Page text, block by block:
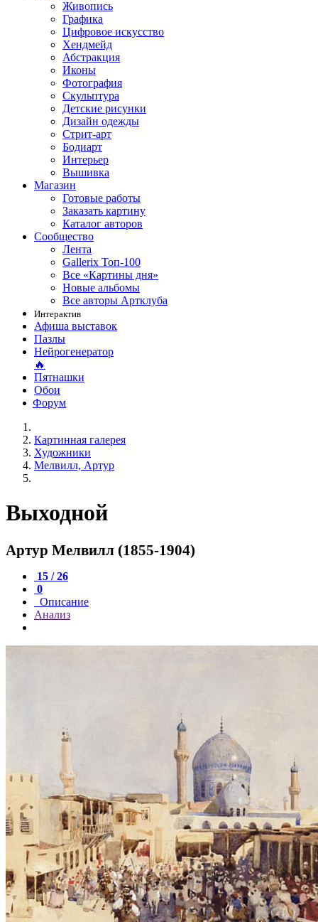
Живопись
Графика
Цифровое искусство
Хендмейд
Абстракция
Иконы
Фотография
Скульптура
Детские рисунки
Дизайн одежды
Стрит-арт
Бодиарт
Интерьер
Вышивка
Магазин
Готовые работы
Заказать картину
Каталог авторов
Сообщество
Лента
Gallerix Топ-100
Все «Картины дня»
Новые альбомы
Все авторы Артклуба
Интерактив
Афиша выставок
Пазлы
Нейрогенератор
🔥
Пятнашки
Обои
Форум
Картинная галерея
Художники
Мелвилл, Артур
Выходной
Артур Мелвилл (1855-1904)
15 / 26
0
Описание
Анализ